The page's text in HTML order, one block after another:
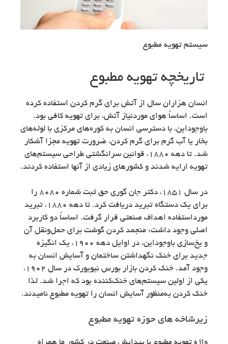
سیستم تهویه مطبوع
تاریخچه تهویه مطبوع
انسان هزاران سال از آتش برای گرم کردن استفاده کرده
است. اساساً هوای موردنیاز آتش، برای تهویه کافی بود.
باوجوداین، با دسترسی انسان به کوره‌های مرکزی با لوله‌های
بخار یا آب گرم برای گرم کردن، ضرورت تهویه مجزا آشکار
شد. تا دهه ۱۸۸۰، قوانین سرانگشتی طراحی سیستم‌های
تهویه ارایه شدند و کشورهای زیادی از آنها استفاده کردند.
در سال ۱۸۵۱، دکتر جان گوری حق ثبت شماره ۸۰۸۰ را
برای یک دستگاه تبريد دریافت کرد. تا دهه ۱۸۸۰، تبرید
مورداستفاده اهداف صنعتی قرار گرفت. اساساً دو کاربرد
اصلی وجود داشت: منجمد کردن گوشت برای حمل‌ونقل آن
و یخ‌سازی باوجوداین، در اوایل دهه ۱۹۰۰، یک انگیزه
جدید برای خنک نگهداشتن ساختمان و آسایش انسان به
وجود آمد. خنک کردن بازار بورس نیویورک در سال ۱۹۰۲،
یکی از اولین سیستم‌های خنک‌کننده بود که اجرا شد. لذا
خنک کردن به‌منظور آسایش انسان را تهویه مطبوع نامیدند.
زیرشاخه های حوزه تهویه مطبوع